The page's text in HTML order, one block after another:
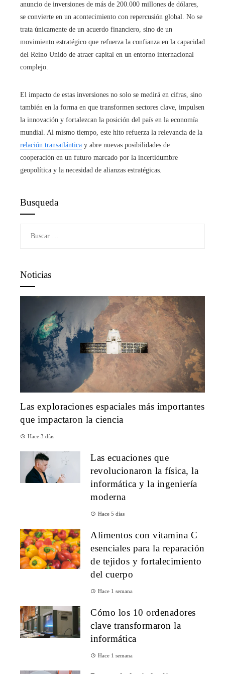
anuncio de inversiones de más de 200.000 millones de dólares,
se convierte en un acontecimiento con repercusión global. No se
trata únicamente de un acuerdo financiero, sino de un
movimiento estratégico que refuerza la confianza en la capacidad
del Reino Unido de atraer capital en un entorno internacional
complejo.
El impacto de estas inversiones no solo se medirá en cifras, sino
también en la forma en que transformen sectores clave, impulsen
la innovación y fortalezcan la posición del país en la economía
mundial. Al mismo tiempo, este hito refuerza la relevancia de la
relación transatlántica y abre nuevas posibilidades de
cooperación en un futuro marcado por la incertidumbre
geopolítica y la necesidad de alianzas estratégicas.
Busqueda
Noticias
Las exploraciones espaciales más importantes
que impactaron la ciencia
Hace 3 días
Las ecuaciones que
revolucionaron la física, la
informática y la ingeniería
moderna
Hace 5 días
Alimentos con vitamina C
esenciales para la reparación
de tejidos y fortalecimiento
del cuerpo
Hace 1 semana
Cómo los 10 ordenadores
clave transformaron la
informática
Hace 1 semana